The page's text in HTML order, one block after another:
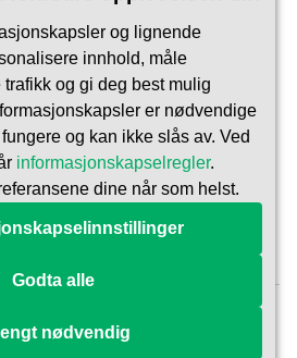
og lignende
innhold, måle
og gi deg best mulig
er nødvendige
og kan ikke slås av. Ved
informasjonskapselregler.
dine når som helst.
Godta alle
nødvendig